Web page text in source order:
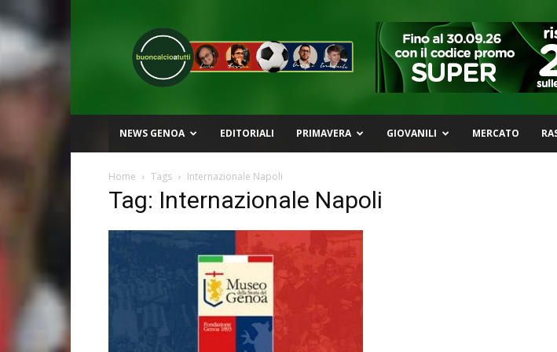
Buon
Calcio
a
Tutti
NEWS GENOA EDITORIALI PRIMAVERA GIOVANILI MERCATO
Home Tags Internazionale Napoli
Tag: Internazionale Napoli